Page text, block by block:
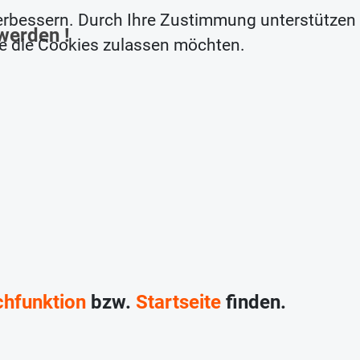
!
bzw. Startseitefinden.
Durch Ihre Zustimmung unterstützen
die Cookies zulassen möchten.